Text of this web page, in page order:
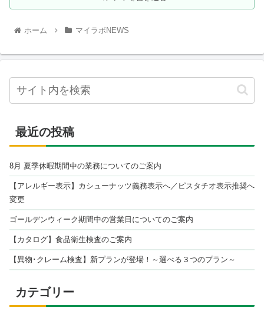
ホーム マイラボNEWS
最近の投稿
8月 夏季休暇期間中の業務についてのご案内
【アレルギー表示】カシューナッツ義務表示へ／ピスタチオ表示推奨へ
変更
ゴールデンウィーク期間中の営業日についてのご案内
【カタログ】食品衛生検査のご案内
【異物･クレーム検査】新プランが登場！～選べる３つのプラン～
カテゴリー